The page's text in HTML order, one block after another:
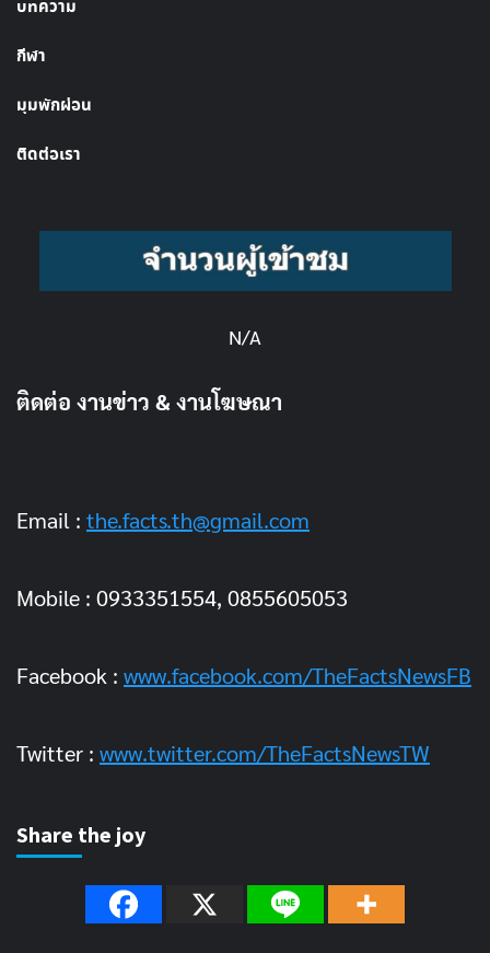
บทความ
กีฬา
มุมพักผ่อน
ติดต่อเรา
N/A
ติดต่อ งานข่าว & งานโฆษณา
Email : the.facts.th@gmail.com
Mobile : 0933351554, 0855605053
Facebook : www.facebook.com/TheFactsNewsFB
Twitter : www.twitter.com/TheFactsNewsTW
Share the joy